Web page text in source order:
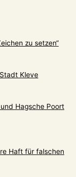
zu setzen“
Kleve
Hagsche Poort
Haft für falschen